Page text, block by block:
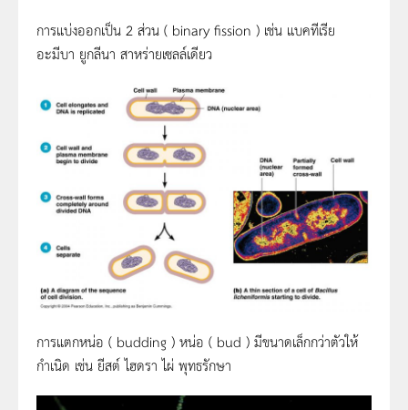
การแบ่งออกเป็น 2 ส่วน ( binary fission ) เช่น แบคทีเรีย
อะมีบา ยูกลีนา สาหร่ายเซลล์เดียว
การแตกหน่อ ( budding ) หน่อ ( bud ) มีขนาดเล็กกว่าตัวให้
กำเนิด เช่น ยีสต์ ไฮดรา ไผ่ พุทธรักษา